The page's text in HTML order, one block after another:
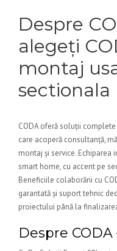
Despre
alegeți
montaj
sectionala
CODA oferă soluții
care acoperă consultanță,
montaj și service.
smart home, cu accent pe
Beneficiile colaborării cu
garantată și suport tehnic
proiectului până la
Despre